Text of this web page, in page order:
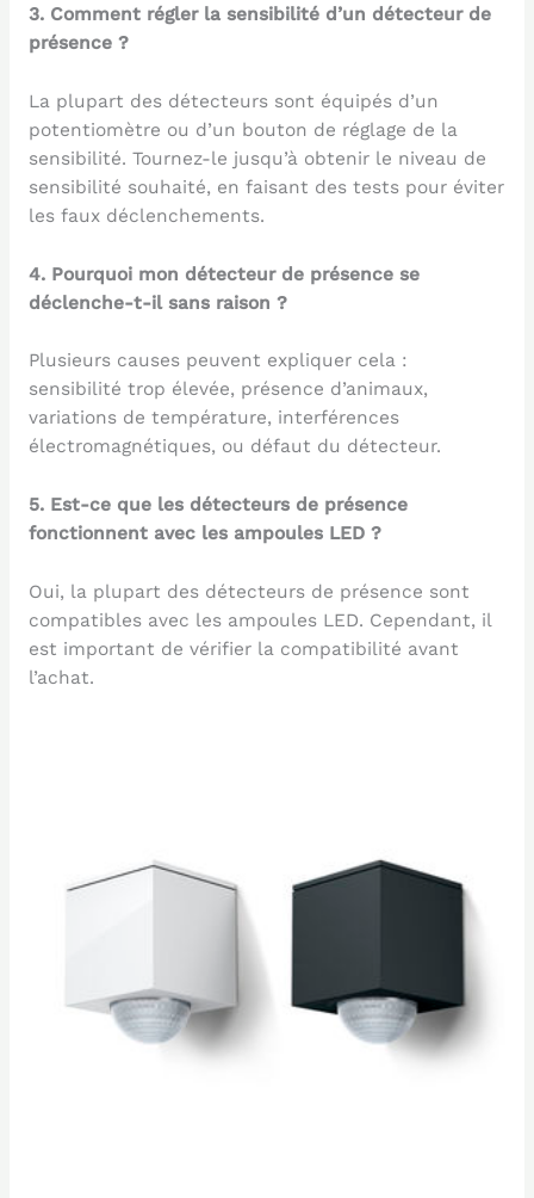
3. Comment régler la sensibilité d’un détecteur de
présence ?
La plupart des détecteurs sont équipés d’un
potentiomètre ou d’un bouton de réglage de la
sensibilité. Tournez-le jusqu’à obtenir le niveau de
sensibilité souhaité, en faisant des tests pour éviter
les faux déclenchements.
4. Pourquoi mon détecteur de présence se
déclenche-t-il sans raison ?
Plusieurs causes peuvent expliquer cela :
sensibilité trop élevée, présence d’animaux,
variations de température, interférences
électromagnétiques, ou défaut du détecteur.
5. Est-ce que les détecteurs de présence
fonctionnent avec les ampoules LED ?
Oui, la plupart des détecteurs de présence sont
compatibles avec les ampoules LED. Cependant, il
est important de vérifier la compatibilité avant
l’achat.